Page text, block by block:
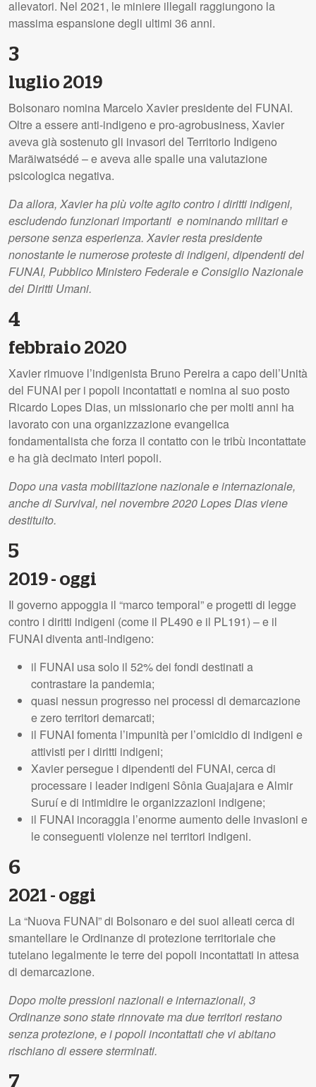
allevatori. Nel 2021, le miniere illegali raggiungono la
massima espansione degli ultimi 36 anni.
3
luglio 2019
Bolsonaro nomina Marcelo Xavier presidente del FUNAI.
Oltre a essere anti-indigeno e pro-agrobusiness, Xavier
aveva già sostenuto gli invasori del Territorio Indigeno
Marãiwatsédé – e aveva alle spalle una valutazione
psicologica negativa.
Da allora, Xavier ha più volte agito contro i diritti indigeni,
escludendo funzionari importanti e nominando militari e
persone senza esperienza. Xavier resta presidente
nonostante le numerose proteste di indigeni, dipendenti del
FUNAI, Pubblico Ministero Federale e Consiglio Nazionale
dei Diritti Umani.
4
febbraio 2020
Xavier rimuove l’indigenista Bruno Pereira a capo dell’Unità
del FUNAI per i popoli incontattati e nomina al suo posto
Ricardo Lopes Dias, un missionario che per molti anni ha
lavorato con una organizzazione evangelica
fondamentalista che forza il contatto con le tribù incontattate
e ha già decimato interi popoli.
Dopo una vasta mobilitazione nazionale e internazionale,
anche di Survival, nel novembre 2020 Lopes Dias viene
destituito.
5
2019 - oggi
Il governo appoggia il “marco temporal” e progetti di legge
contro i diritti indigeni (come il PL490 e il PL191) – e il
FUNAI diventa anti-indigeno:
il FUNAI usa solo il 52% dei fondi destinati a
contrastare la pandemia;
quasi nessun progresso nei processi di demarcazione
e zero territori demarcati;
il FUNAI fomenta l’impunità per l’omicidio di indigeni e
attivisti per i diritti indigeni;
Xavier persegue i dipendenti del FUNAI, cerca di
processare i leader indigeni Sônia Guajajara e Almir
Suruí e di intimidire le organizzazioni indigene;
il FUNAI incoraggia l’enorme aumento delle invasioni e
le conseguenti violenze nei territori indigeni.
6
2021 - oggi
La “Nuova FUNAI” di Bolsonaro e dei suoi alleati cerca di
smantellare le Ordinanze di protezione territoriale che
tutelano legalmente le terre dei popoli incontattati in attesa
di demarcazione.
Dopo molte pressioni nazionali e internazionali, 3
Ordinanze sono state rinnovate ma due territori restano
senza protezione, e i popoli incontattati che vi abitano
rischiano di essere sterminati.
7